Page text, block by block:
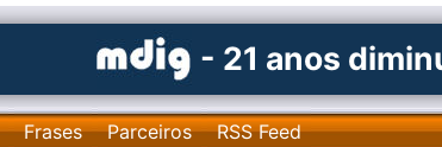
- 21 anos
Frases Parceiros RSS Feed